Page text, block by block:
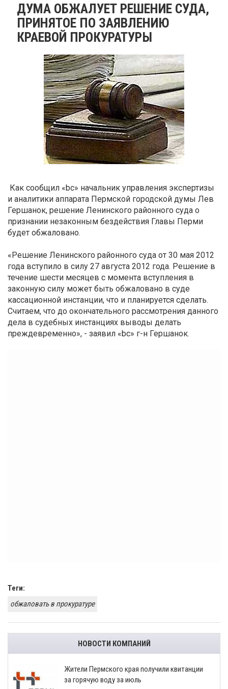
ДУМА ОБЖАЛУЕТ РЕШЕНИЕ СУДА,
ПРИНЯТОЕ ПО ЗАЯВЛЕНИЮ
КРАЕВОЙ ПРОКУРАТУРЫ
Как сообщил «bc» начальник управления экспертизы
и аналитики аппарата Пермской городской думы Лев
Гершанок, решение Ленинского районного суда о
признании незаконным бездействия Главы Перми
будет обжаловано.
«Решение Ленинского районного суда от 30 мая 2012
года вступило в силу 27 августа 2012 года. Решение в
течение шести месяцев с момента вступления в
законную силу может быть обжаловано в суде
кассационной инстанции, что и планируется сделать.
Считаем, что до окончательного рассмотрения данного
дела в судебных инстанциях выводы делать
преждевременно», - заявил «bc» г-н Гершанок.
Теги:
обжаловать в прокуратуре
НОВОСТИ КОМПАНИЙ
​Жители Пермского края получили квитанции
за горячую воду за июль